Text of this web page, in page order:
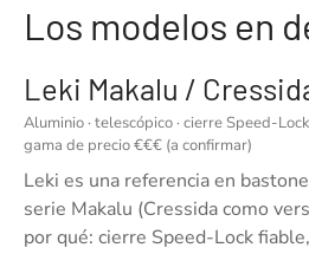
Los modelos en
Leki Makalu /
Aluminio · telescópico · cierre Speed-
gama de precio €€€ (a confirmar)
Leki es una referencia en
serie Makalu (Cressida como
por qué: cierre Speed-Lock